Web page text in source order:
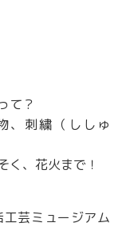
て？
刺繍（ししゅ
、花火まで！
芸ミュージアム